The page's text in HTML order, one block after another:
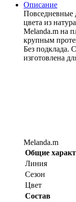
Описание
Повседневные
цвета из
Melanda.m на
крупным
Без подклада.
изготовлена
Melanda.m
Общие
Линия
Сезон
Цвет
Состав